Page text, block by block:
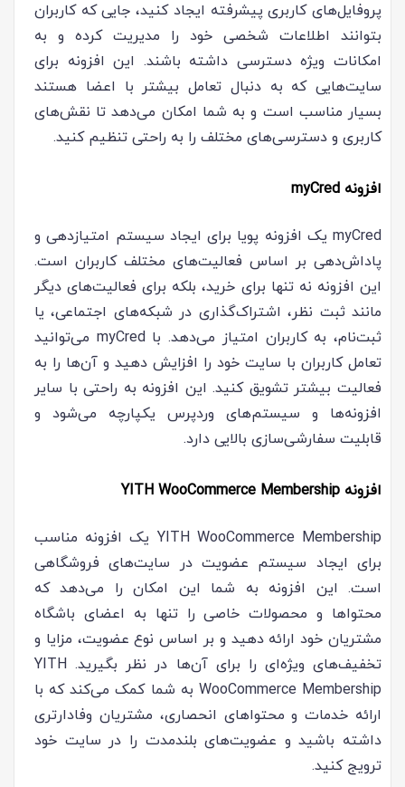
پروفایل‌های کاربری پیشرفته ایجاد کنید، جایی که کاربران
بتوانند اطلاعات شخصی خود را مدیریت کرده و به
امکانات ویژه دسترسی داشته باشند. این افزونه برای
سایت‌هایی که به دنبال تعامل بیشتر با اعضا هستند
بسیار مناسب است و به شما امکان می‌دهد تا نقش‌های
کاربری و دسترسی‌های مختلف را به راحتی تنظیم کنید.
افزونه myCred
myCred یک افزونه پویا برای ایجاد سیستم امتیازدهی و
پاداش‌دهی بر اساس فعالیت‌های مختلف کاربران است.
این افزونه نه تنها برای خرید، بلکه برای فعالیت‌های دیگر
مانند ثبت نظر، اشتراک‌گذاری در شبکه‌های اجتماعی، یا
ثبت‌نام، به کاربران امتیاز می‌دهد. با myCred می‌توانید
تعامل کاربران با سایت خود را افزایش دهید و آن‌ها را به
فعالیت بیشتر تشویق کنید. این افزونه به راحتی با سایر
افزونه‌ها و سیستم‌های وردپرس یکپارچه می‌شود و
قابلیت سفارشی‌سازی بالایی دارد.
افزونه YITH WooCommerce Membership
YITH WooCommerce Membership یک افزونه مناسب
برای ایجاد سیستم عضویت در سایت‌های فروشگاهی
است. این افزونه به شما این امکان را می‌دهد که
محتواها و محصولات خاصی را تنها به اعضای باشگاه
مشتریان خود ارائه دهید و بر اساس نوع عضویت، مزایا و
تخفیف‌های ویژه‌ای را برای آن‌ها در نظر بگیرید. YITH
WooCommerce Membership به شما کمک می‌کند که با
ارائه خدمات و محتواهای انحصاری، مشتریان وفادارتری
داشته باشید و عضویت‌های بلندمدت را در سایت خود
ترویج کنید.